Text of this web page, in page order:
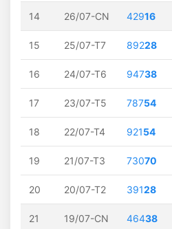
14 26/07-CN 42916
15 25/07-T7 89228
16 24/07-T6 94738
17 23/07-T5 78754
18 22/07-T4 92154
19 21/07-T3 73070
20 20/07-T2 39128
21 19/07-CN 46438